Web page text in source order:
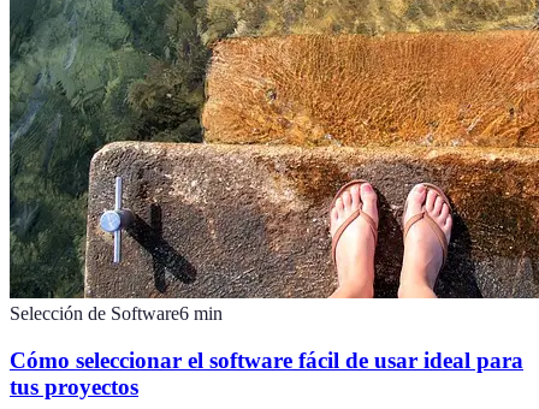
Selección de Software6 min
Cómo seleccionar el software fácil de usar ideal para
tus proyectos